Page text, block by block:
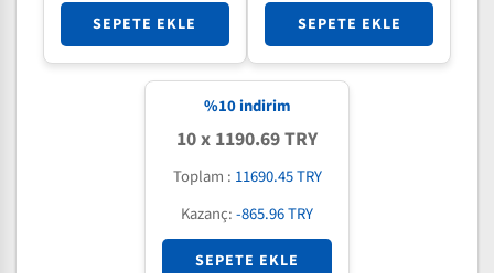
SEPETE EKLE SEPETE EKLE
%10indirim
10 x 1190.69 TRY
Toplam : 11690.45 TRY
Kazanç:-865.96 TRY
SEPETE EKLE